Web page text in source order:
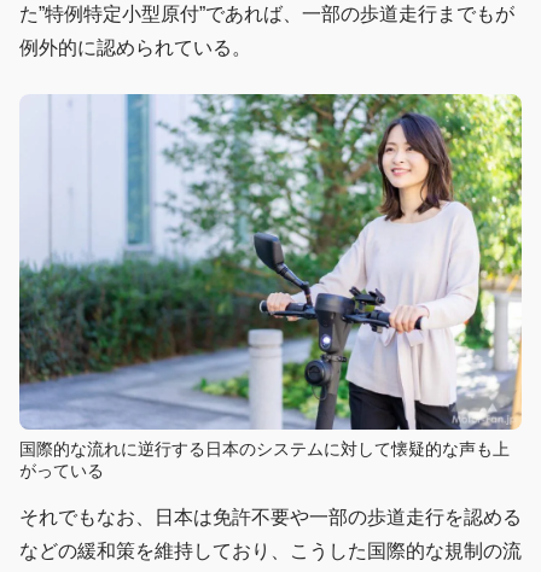
た”特例特定小型原付”であれば、一部の歩道走行までもが
例外的に認められている。
国際的な流れに逆行する日本のシステムに対して懐疑的な声も上
がっている
それでもなお、日本は免許不要や一部の歩道走行を認める
などの緩和策を維持しており、こうした国際的な規制の流